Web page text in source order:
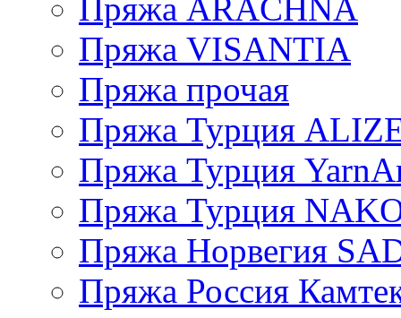
Пряжа ARACHNA
Пряжа VISANTIA
Пряжа прочая
Пряжа Турция
Пряжа Турция
Пряжа Турция
Пряжа Норвегия
Пряжа Россия